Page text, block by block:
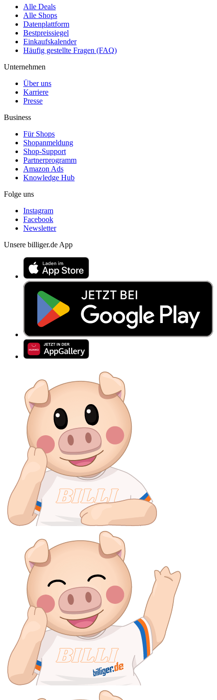
Alle Deals
Alle Shops
Datenplattform
Bestpreissiegel
Einkaufskalender
Häufig gestellte Fragen (FAQ)
Unternehmen
Über uns
Karriere
Presse
Business
Für Shops
Shopanmeldung
Shop-Support
Partnerprogramm
Amazon Ads
Knowledge Hub
Folge uns
Instagram
Facebook
Newsletter
Unsere billiger.de App